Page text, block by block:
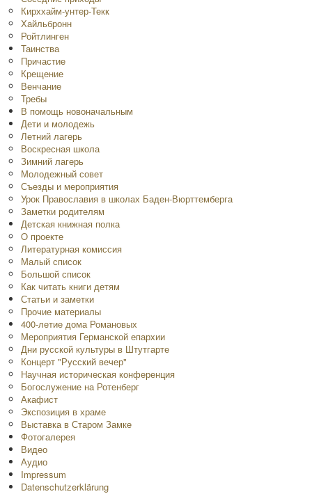
Кирххайм-унтер-Текк
Хайльбронн
Ройтлинген
Таинства
Причастие
Крещение
Венчание
Требы
В помощь новоначальным
Дети и молодежь
Летний лагерь
Воскресная школа
Зимний лагерь
Молодежный совет
Съезды и мероприятия
Урок Православия в школах Баден-Вюрттемберга
Заметки родителям
Детская книжная полка
O проекте
Литературная комиссия
Малый список
Большой список
Как читать книги детям
Статьи и заметки
Прочие материалы
400-летие дома Романовых
Мероприятия Германской епархии
Дни русской культуры в Штутгарте
Концерт "Русский вечер"
Научная историческая конференция
Богослужение на Ротенберг
Акафист
Экспозиция в храме
Выставка в Старом Замке
Фотогалерея
Видео
Аудио
Impressum
Datenschutzerklärung